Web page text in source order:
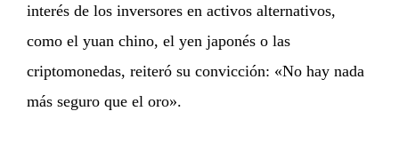
interés de los inversores en activos alternativos,
como el yuan chino, el yen japonés o las
criptomonedas, reiteró su convicción: «No hay nada
más seguro que el oro».